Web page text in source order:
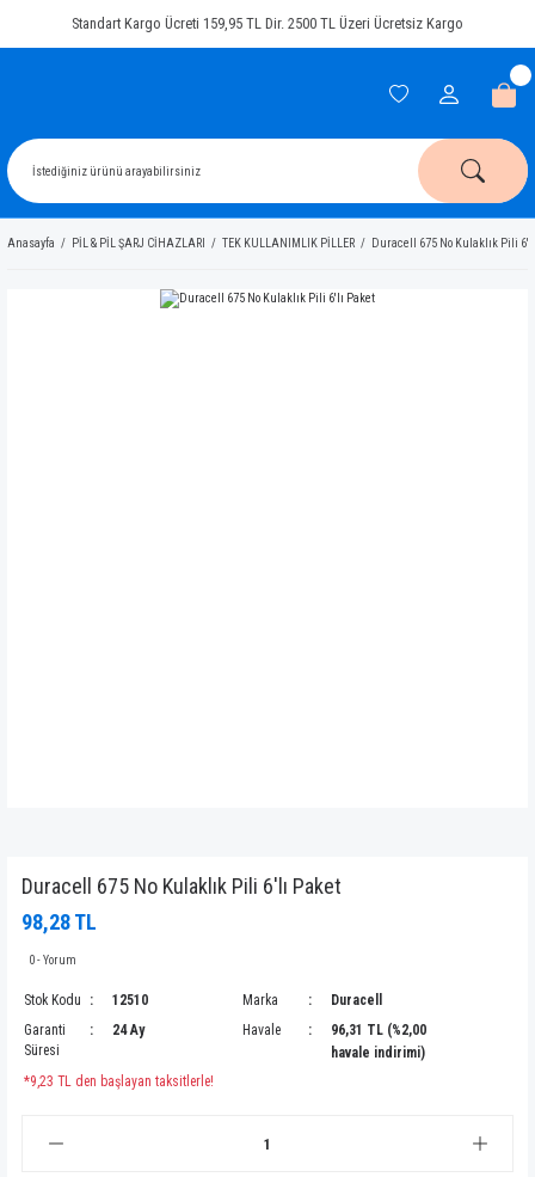
Standart Kargo Ücreti 159,95 TL Dir. 2500 TL Üzeri Ücretsiz Kargo
Anasayfa PİL & PİL ŞARJ CİHAZLARI TEK KULLANIMLIK PİLLER Duracell 675 No Kulaklık Pili
Duracell 675 No Kulaklık Pili 6'lı Paket
98,28 TL
0 - Yorum
Stok Kodu 12510 Marka
Duracell
Garanti
Süresi
24 Ay Havale
96,31 TL (%2,00
havale indirimi)
*9,23 TL den başlayan taksitlerle!